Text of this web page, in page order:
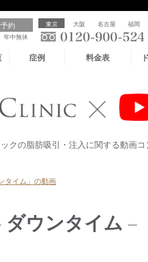
約
年中無休
東京 大阪 名古屋 福岡
症例 料金表
クの脂肪吸引・注入に関する動画コ
タイム」の動画
ダウンタイム